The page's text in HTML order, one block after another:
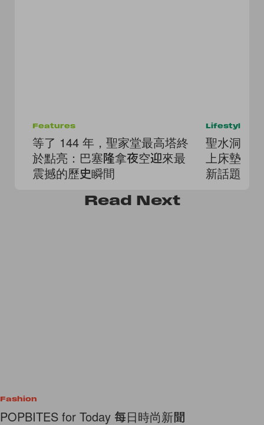
Features
等了 144 年，聖家堂最高塔終
於點亮：巴塞隆拿夜空迎來最
震撼的歷史瞬間
Lifestyle
聖水洞這
上床墊放
新話題！
Read Next
Fashion
POPBITES for Today 每日時尚新聞